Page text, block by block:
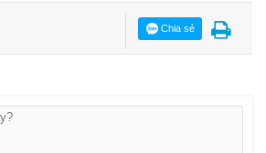
Chia sẻ